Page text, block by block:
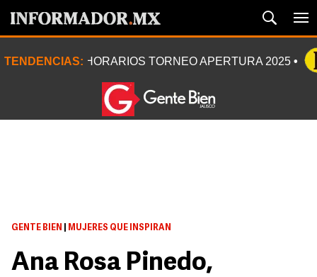
TENDENCIAS: HORARIOS TORNEO APERTURA 2025
GENTE BIEN MUJERES QUE INSPIRAN
Ana Rosa Pinedo,